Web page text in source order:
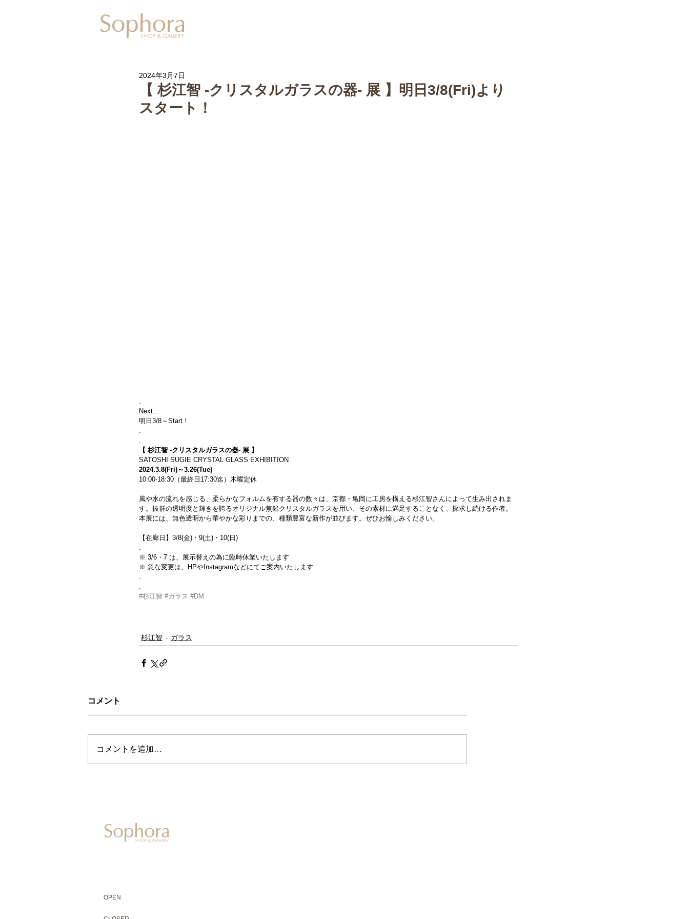
【 杉江智 -クリスタルガラスの器- 展 】明日3/8(Fri)より
スタート！
2024年3月7日
.
Next...
明日 3/8～Start！
.
.
【 杉江智 -クリスタルガラスの器- 展 】
SATOSHI SUGIE CRYSTAL GLASS EXHIBITION
2024.3.8(Fri)～3.26(Tue)
10:00-18:30（最終日17:30迄）木曜定休
.
風や水の流れを感じる、柔らかなフォルムを有する器の数々は、京都・亀岡に工房を構える杉江智さんによって生み出されま
す。抜群の透明度と輝きを誇るオリジナル無鉛クリスタルガラスを用い、その素材に満足することなく、探求し続ける作者。
本展には、無色透明から華やかな彩りまでの、種類豊富な新作が並びます。ぜひお愉しみください。
.
【在廊日】3/8(金)・9(土)・10(日)
.
※ 3/6 ・7 は、展示替えの為に臨時休業いたします
※ 急な変更は、HPやInstagramなどにてご案内いたします
.
.
#杉江智 #ガラス #DM
杉江智 ガラス
コメント
コメントを追加…
OPEN